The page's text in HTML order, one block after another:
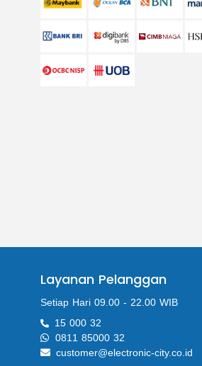
Layanan Pelanggan
Setiap Hari 09.00 - 22.00 WIB
15 000 32
0811 85000 32
customer@electronic-city.co.id